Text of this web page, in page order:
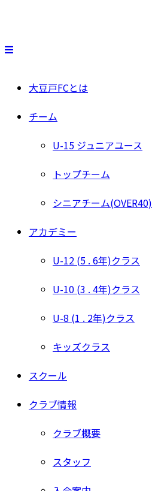
大豆戸FCとは
チーム
U-15 ジュニアユース
トップチーム
シニアチーム(OVER40)
アカデミー
U-12 (5 . 6年)クラス
U-10 (3 . 4年)クラス
U-8 (1 . 2年)クラス
キッズクラス
スクール
クラブ情報
クラブ概要
スタッフ